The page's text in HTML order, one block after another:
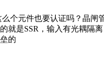
元件也要认证吗？晶闸
是SSR，输入有光耦隔
的